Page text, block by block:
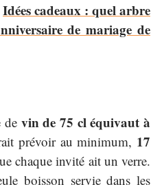
Idées cadeaux : quel arbre
de mariage de
de vin de 75 cl équivaut à
prévoir au minimum, 17
chaque invité ait un verre.
boisson servie dans les